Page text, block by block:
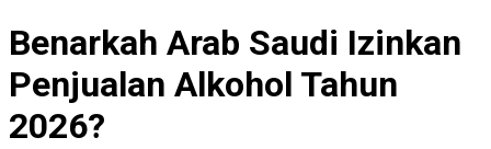
Benarkah Arab Saudi Izinkan
Penjualan Alkohol Tahun
2026?